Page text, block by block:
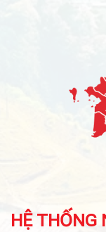
HỆ THỐNG